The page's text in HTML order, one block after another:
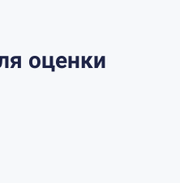
оценки